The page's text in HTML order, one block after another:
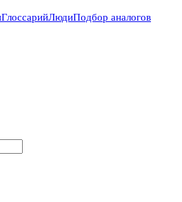
ГлоссарийЛюдиПодбор аналогов